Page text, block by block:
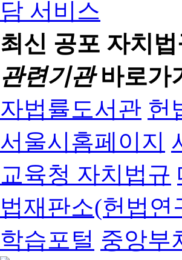
최신 공포 자치
관련기관바로가
자법률도서관 헌
서울시홈페이지
교육청 자치법규
법재판소(헌법연
학습포털 중앙부